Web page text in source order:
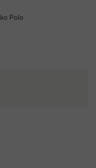
Polo